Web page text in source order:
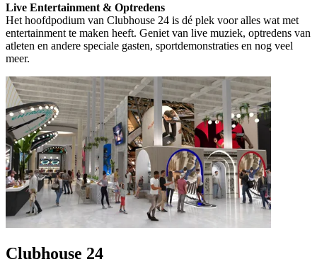
Live Entertainment & Optredens
Het hoofdpodium van Clubhouse 24 is dé plek voor alles wat met
entertainment te maken heeft. Geniet van live muziek, optredens van
atleten en andere speciale gasten, sportdemonstraties en nog veel
meer.
Clubhouse 24